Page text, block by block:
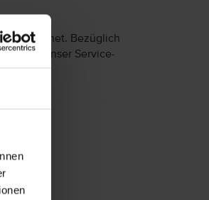
geeignet. Bezüglich
an unser Service-
vor.